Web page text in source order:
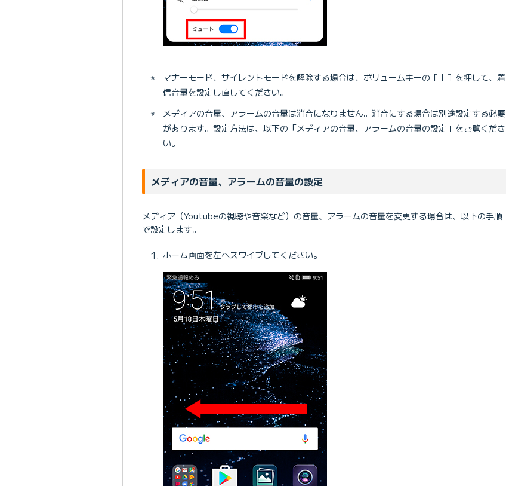
※
マナーモード、サイレントモードを解除する場合は、ボリュームキーの［上］を押して、着
信音量を設定し直してください。
※
メディアの音量、アラームの音量は消音になりません。消音にする場合は別途設定する必要
があります。設定方法は、以下の「メディアの音量、アラームの音量の設定」をご覧くださ
い。
メディアの音量、アラームの音量の設定
メディア（Youtubeの視聴や音楽など）の音量、アラームの音量を変更する場合は、以下の手順
で設定します。
ホーム画面を左へスワイプしてください。